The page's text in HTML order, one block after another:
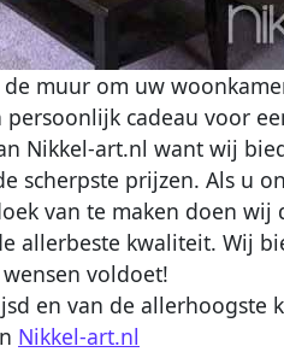
muur om uw
cadeau voor
Nikkel-art.nl want wij
scherpste prijzen. Als u
van te maken doen wij
allerbeste kwaliteit. Wij
voldoet!
en van de allerhoogste
Nikkel-art.nl